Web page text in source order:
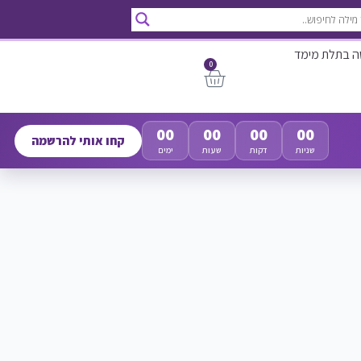
בתלת מימד
0
00
ימים
00
שעות
00
דקות
00
שניות
קחו אותי להרשמה